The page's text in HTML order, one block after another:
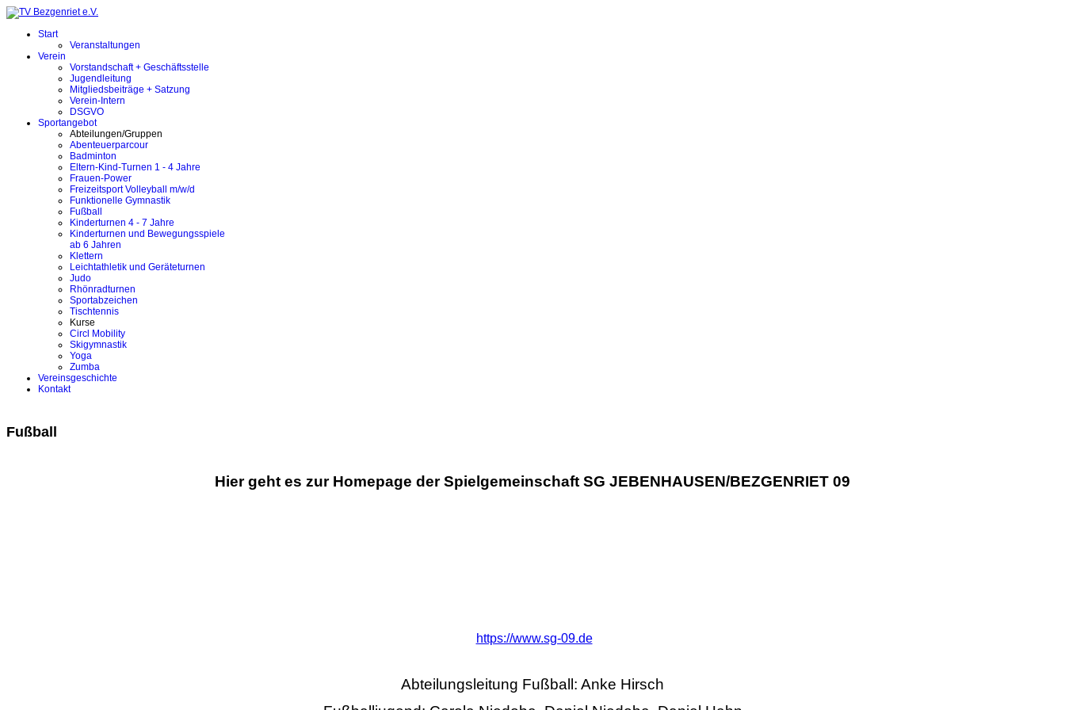
Start
Veranstaltungen
Verein
Vorstandschaft + Geschäftsstelle
Jugendleitung
Mitgliedsbeiträge + Satzung
Verein-Intern
DSGVO
Sportangebot
Abteilungen/Gruppen
Abenteuerparcour
Badminton
Eltern-Kind-Turnen 1 - 4 Jahre
Frauen-Power
Freizeitsport Volleyball m/w/d
Funktionelle Gymnastik
Fußball
Kinderturnen 4 - 7 Jahre
Kinderturnen und Bewegungsspiele
ab 6 Jahren
Klettern
Leichtathletik und Geräteturnen
Judo
Rhönradturnen
Sportabzeichen
Tischtennis
Kurse
Circl Mobility
Skigymnastik
Yoga
Zumba
Vereinsgeschichte
Kontakt
Fußball
Hier geht es zur Homepage der Spielgemeinschaft SG JEBENHAUSEN/BEZGENRIET 09
https://www.sg-09.de
Abteilungsleitung Fußball: Anke Hirsch